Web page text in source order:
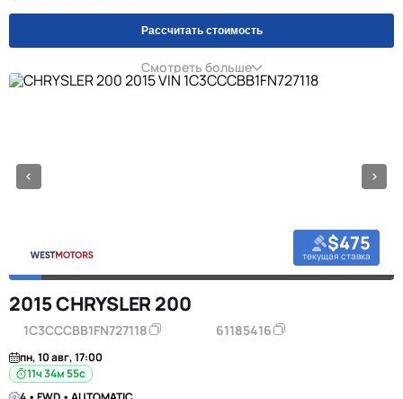
Рассчитать стоимость
Смотреть больше
$475
текущая ставка
2015 CHRYSLER 200
1C3CCCBB1FN727118 61185416
пн, 10 авг, 17:00
11ч 34м 55с